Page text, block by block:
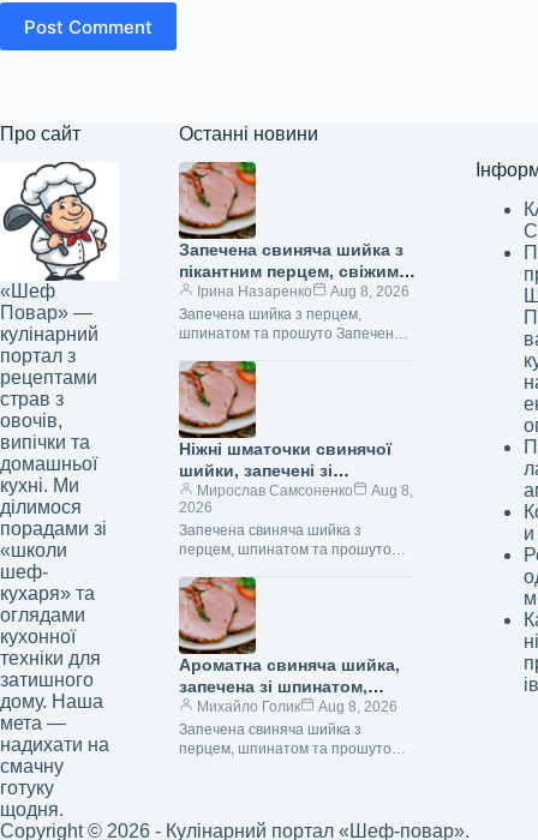
Post Comment
Про сайт
«Шеф
Повар» —
кулінарний
портал з
рецептами
страв з
овочів,
випічки та
домашньої
кухні. Ми
ділимося
порадами зі
«школи
шеф-
кухаря» та
оглядами
кухонної
техніки для
затишного
дому. Наша
мета —
надихати на
смачну
готуку
щодня.
Останні новини
Запечена свиняча шийка з
пікантним перцем, свіжим
шпинатом та італійським
прошутто: розкішна страва
для справжніх гурманів
Ірина Назаренко
Aug 8, 2026
Запечена шийка з перцем,
шпинатом та прошуто Запечена
прошуто Запечена шийка з
перцем, шпинатом та…
Ніжні шматочки свинячої
шийки, запечені зі
шпинатом, перцем та
прошуто: поживний рецепт
з фото
Мирослав Самсоненко
Aug 8,
2026
Запечена свиняча шийка з
перцем, шпинатом та прошуто
шпинатом та прошуто Запечена
свиняча шийка з перцем,…
Ароматна свиняча шийка,
запечена зі шпинатом,
перцем та прошутто:
рецепт від Шефа
Михайло Голик
Aug 8, 2026
Запечена свиняча шийка з
перцем, шпинатом та прошуто
и
м
ів
Copyright © 2026 - Кулінарний портал «Шеф-повар».